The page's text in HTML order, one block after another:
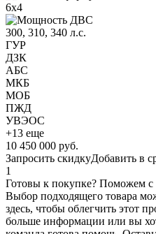
6х4
300, 310, 340 л.с.
ГУР
ДЗК
АБС
МКБ
МОБ
ПЖД
УВЭОС
+13 еще
10 450 000 руб.
Запросить скидкуДобавить в
1
Готовы к покупке? Поможем
Выбор подходящего товара
здесь, чтобы облегчить этот
больше информации или вы